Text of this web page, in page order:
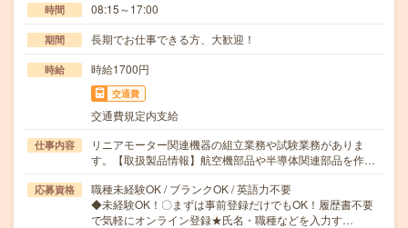
時間 08:15～17:00
期間 長期でお仕事できる方、大歓迎！
時給 時給1700円
交通費
交通費規定内支給
仕事内容
リニアモーター関連機器の組立業務や試験業務がありま
す。【取扱製品情報】航空機部品や半導体関連部品を作…
応募資格
職種未経験OK / ブランクOK / 英語力不要
◆未経験OK！〇まずは事前登録だけでもOK！履歴書不要
で気軽にオンライン登録★氏名・職種などを入力す…